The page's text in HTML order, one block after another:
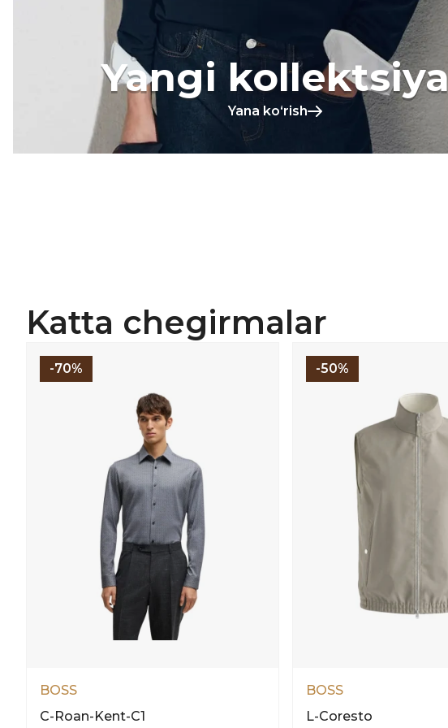
Yangi kollektsiya
Yana koʻrish
Katta chegirmalar
-70%
BOSS
C-Roan-Kent-C1
-50%
BOSS
L-Coresto